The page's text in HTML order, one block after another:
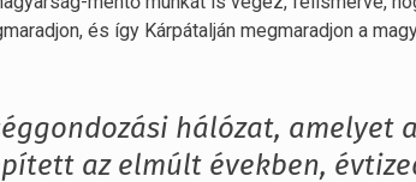
és így Kárpátalján megmaradjon a
hálózat, amelyet
az elmúlt években,